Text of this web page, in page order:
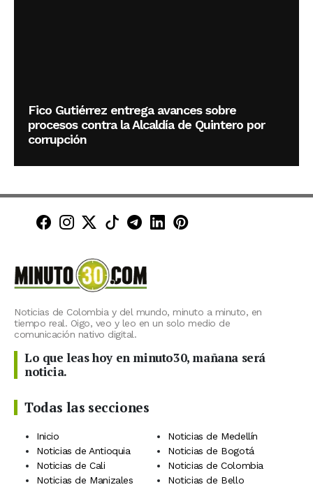
Fico Gutiérrez entrega avances sobre
procesos contra la Alcaldía de Quintero por
corrupción
Minuto30 en Facebook
Minuto30 en Instagram
Minuto30 en X (Twitter)
Minuto30 en TikTok
Canal de Minuto30 en
Minuto30 en LinkedIn
Minuto30 en
Noticias de Colombia y del mundo, minuto a minuto, en
tiempo real. Oigo, veo y leo en un solo medio de
comunicación nativo digital.
Lo que leas hoy en minuto30, mañana será
noticia.
Todas las secciones
Inicio
Noticias de Medellín
Noticias de Antioquia
Noticias de Bogotá
Noticias de Cali
Noticias de Colombia
Noticias de Manizales
Noticias de Bello